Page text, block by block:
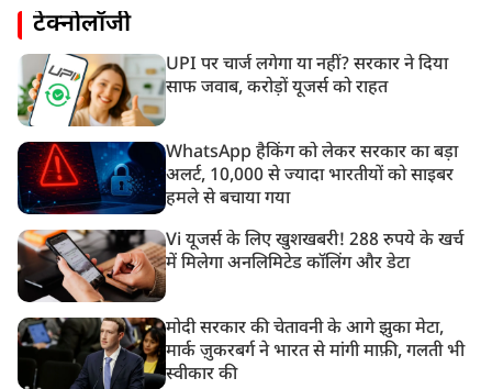
टेक्नोलॉजी
UPI पर चार्ज लगेगा या नहीं? सरकार ने दिया
साफ जवाब, करोड़ों यूजर्स को राहत
WhatsApp हैकिंग को लेकर सरकार का बड़ा
अलर्ट, 10,000 से ज्यादा भारतीयों को साइबर
हमले से बचाया गया
Vi यूजर्स के लिए खुशखबरी! 288 रुपये के खर्च
में मिलेगा अनलिमिटेड कॉलिंग और डेटा
मोदी सरकार की चेतावनी के आगे झुका मेटा,
मार्क ज़ुकरबर्ग ने भारत से मांगी माफ़ी, गलती भी
स्वीकार की